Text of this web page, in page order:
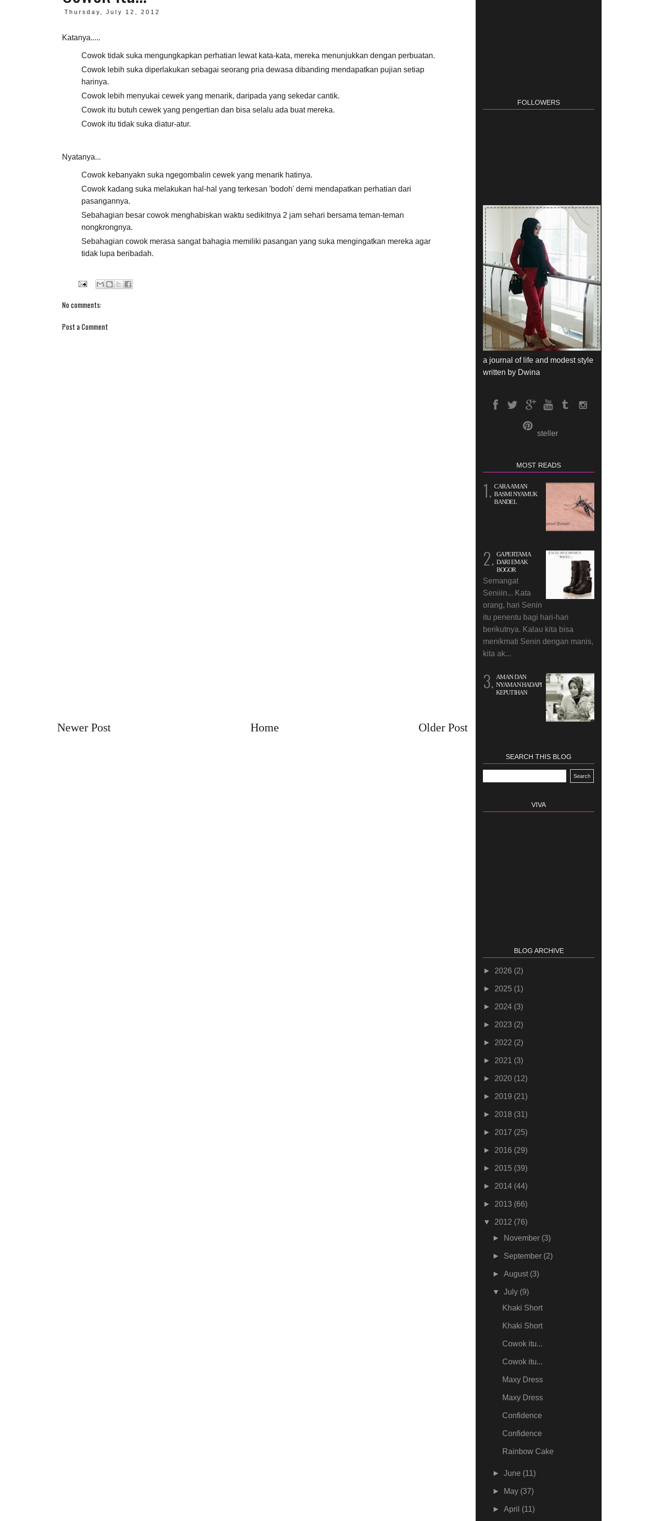
Thursday, July 12, 2012
Katanya.....
Cowok tidak suka mengungkapkan perhatian lewat kata-kata, mereka menunjukkan dengan perbuatan.
Cowok lebih suka diperlakukan sebagai seorang pria dewasa dibanding mendapatkan pujian setiap
harinya.
Cowok lebih menyukai cewek yang menarik, daripada yang sekedar cantik.
Cowok itu butuh cewek yang pengertian dan bisa selalu ada buat mereka.
Cowok itu tidak suka diatur-atur.
Nyatanya...
Cowok kebanyakn suka ngegombalin cewek yang menarik hatinya.
Cowok kadang suka melakukan hal-hal yang terkesan 'bodoh' demi mendapatkan perhatian dari
pasangannya.
Sebahagian besar cowok menghabiskan waktu sedikitnya 2 jam sehari bersama teman-teman
nongkrongnya.
Sebahagian cowok merasa sangat bahagia memiliki pasangan yang suka mengingatkan mereka agar
tidak lupa beribadah.
No comments:
Post a Comment
Newer Post Older Post
Home
FOLLOWERS
a journal of life and modest style
written by Dwina
steller
MOST READS
CARA AMAN
BASMI NYAMUK
BANDEL
GA PERTAMA
DARI EMAK
BOGOR
Semangat
Seniiin... Kata
orang, hari Senin
itu penentu bagi hari-hari
berikutnya. Kalau kita bisa
menikmati Senin dengan manis,
kita ak...
AMAN DAN
NYAMAN HADAPI
KEPUTIHAN
SEARCH THIS BLOG
VIVA
BLOG ARCHIVE
► 2026 (2)
► 2025 (1)
► 2024 (3)
► 2023 (2)
► 2022 (2)
► 2021 (3)
► 2020 (12)
► 2019 (21)
► 2018 (31)
► 2017 (25)
► 2016 (29)
► 2015 (39)
► 2014 (44)
► 2013 (66)
▼ 2012 (76)
►
November (3)
► September (2)
►August (3)
▼July (9)
Khaki Short
Khaki Short
Cowok itu...
Cowok itu...
Maxy Dress
Maxy Dress
Confidence
Confidence
Rainbow Cake
►June (11)
► May (37)
►April (11)